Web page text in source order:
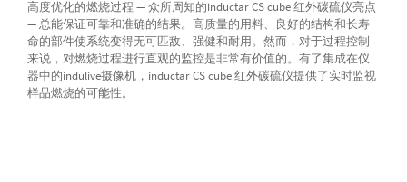
高度优化的燃烧过程 — 众所周知的inductar CS cube 红外碳硫仪亮点
— 总能保证可靠和准确的结果。高质量的用料、良好的结构和长寿
命的部件使系统变得无可匹敌、强健和耐用。然而，对于过程控制
来说，对燃烧过程进行直观的监控是非常有价值的。有了集成在仪
器中的indulive摄像机，inductar CS cube 红外碳硫仪提供了实时监视
样品燃烧的可能性。